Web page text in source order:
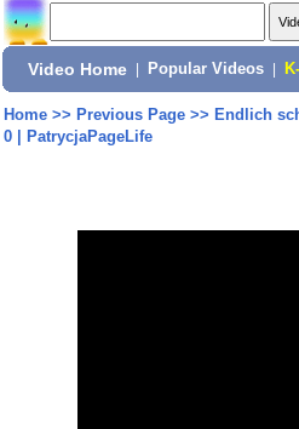
Video Home Popular Videos
Home>> Previous Page>> Endlich
0 | PatrycjaPageLife